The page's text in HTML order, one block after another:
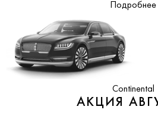
Подробнее
Continental
АКЦИЯ